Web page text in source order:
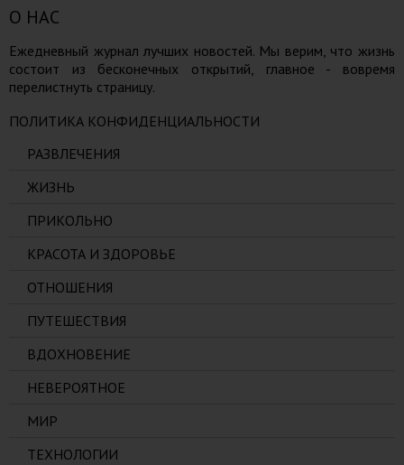
О НАС
Ежедневный журнал лучших новостей. Мы верим, что жизнь
состоит из бесконечных открытий, главное - вовремя
перелистнуть страницу.
ПОЛИТИКА КОНФИДЕНЦИАЛЬНОСТИ
РАЗВЛЕЧЕНИЯ
ЖИЗНЬ
ПРИКОЛЬНО
КРАСОТА И ЗДОРОВЬЕ
ОТНОШЕНИЯ
ПУТЕШЕСТВИЯ
ВДОХНОВЕНИЕ
НЕВЕРОЯТНОЕ
МИР
ТЕХНОЛОГИИ